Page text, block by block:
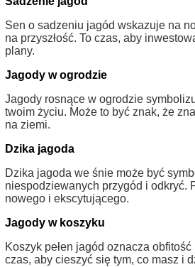
Sen o sadzeniu jagód wskazuje na
na przyszłość. To czas, aby
plany.
Jagody w ogrodzie
Jagody rosnące w ogrodzie
twoim życiu. Może to być znak, że
na ziemi.
Dzika jagoda
Dzika jagoda we śnie może być
niespodziewanych przygód i odkryć.
nowego i ekscytującego.
Jagody w koszyku
Koszyk pełen jagód oznacza
czas, aby cieszyć się tym, co masz i